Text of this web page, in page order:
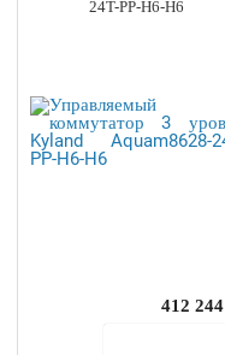
24T-PP-H6-H6
412 244